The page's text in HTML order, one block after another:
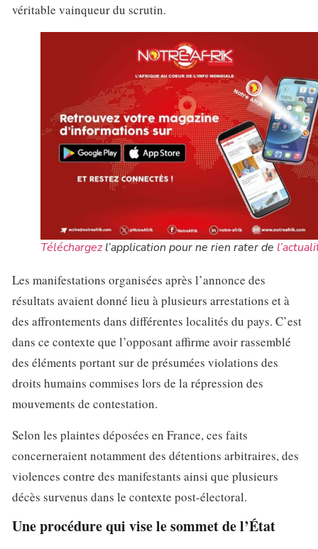
véritable vainqueur du scrutin.
Téléchargezl’application pour ne rien rater de
Les manifestations organisées après l’annonce des
résultats avaient donné lieu à plusieurs arrestations et à
des affrontements dans différentes localités du pays. C’est
dans ce contexte que l’opposant affirme avoir rassemblé
des éléments portant sur de présumées violations des
droits humains commises lors de la répression des
mouvements de contestation.
Selon les plaintes déposées en France, ces faits
concerneraient notamment des détentions arbitraires, des
violences contre des manifestants ainsi que plusieurs
décès survenus dans le contexte post-électoral.
Une procédure qui vise le sommet de l’État